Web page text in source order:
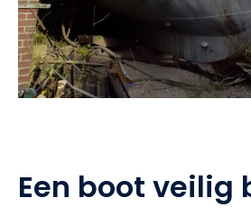
Een boot veilig